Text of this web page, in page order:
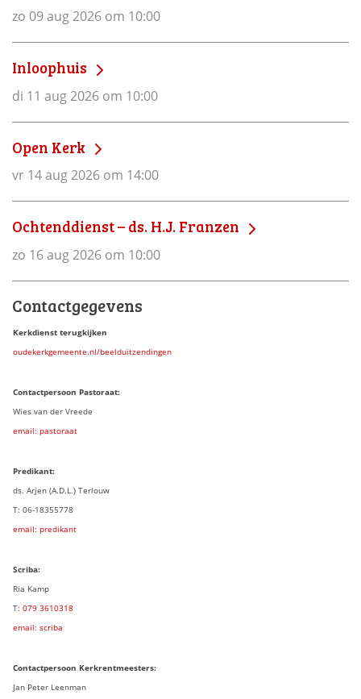
zo 09 aug 2026 om 10:00
Inloophuis
di 11 aug 2026 om 10:00
Open Kerk
vr 14 aug 2026 om 14:00
Ochtenddienst – ds. H.J. Franzen
zo 16 aug 2026 om 10:00
Contactgegevens
Kerkdienst terugkijken
oudekerkgemeente.nl/beelduitzendingen
Contactpersoon Pastoraat:
Wies van der Vreede
email: pastoraat
Predikant:
ds. Arjen (A.D.L.) Terlouw
T: 06-18355778
email: predikant
Scriba:
Ria Kamp
T: 079 3610318
email: scriba
Contactpersoon Kerkrentmeesters:
Jan Peter Leenman